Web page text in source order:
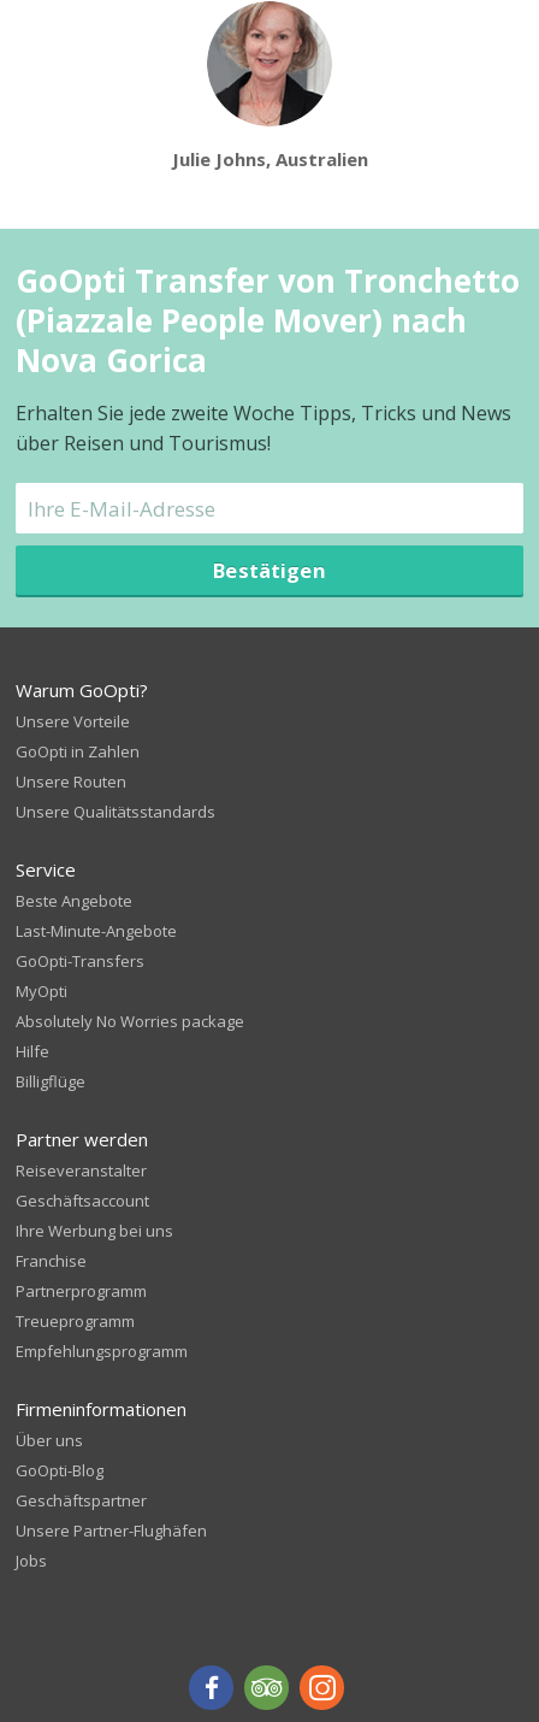
Julie Johns, Australien
GoOpti Transfer von Tronchetto
(Piazzale People Mover) nach
Nova Gorica
Erhalten Sie jede zweite Woche Tipps, Tricks und News
über Reisen und Tourismus!
Bestätigen
Warum GoOpti?
Unsere Vorteile
GoOpti in Zahlen
Unsere Routen
Unsere Qualitätsstandards
Service
Beste Angebote
Last-Minute-Angebote
GoOpti-Transfers
MyOpti
Absolutely No Worries package
Hilfe
Billigflüge
Partner werden
Reiseveranstalter
Geschäftsaccount
Ihre Werbung bei uns
Franchise
Partnerprogramm
Treueprogramm
Empfehlungsprogramm
Firmeninformationen
Über uns
GoOpti-Blog
Geschäftspartner
Unsere Partner-Flughäfen
Jobs